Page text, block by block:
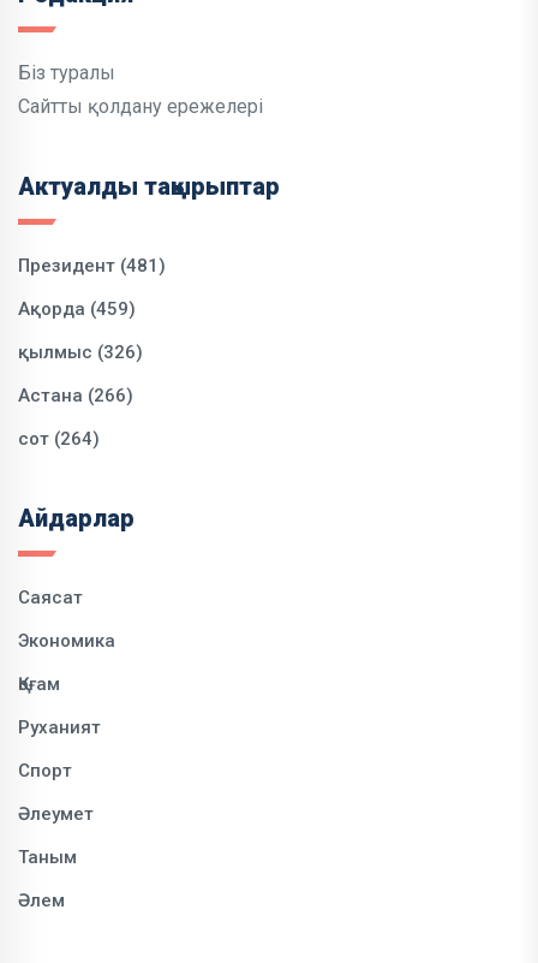
Біз туралы
Сайтты қолдану ережелері
Актуалды тақырыптар
Президент (481)
Ақорда (459)
қылмыс (326)
Астана (266)
сот (264)
Айдарлар
Саясат
Экономика
Қоғам
Руханият
Спорт
Әлеумет
Таным
Әлем